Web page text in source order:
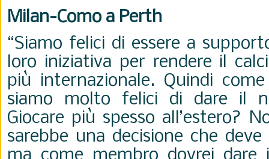
Milan-Como a Perth
“Siamo felici di essere a
loro iniziativa per rendere il
più internazionale. Quindi
siamo molto felici di dare il
Giocare più spesso all’estero?
sarebbe una decisione che